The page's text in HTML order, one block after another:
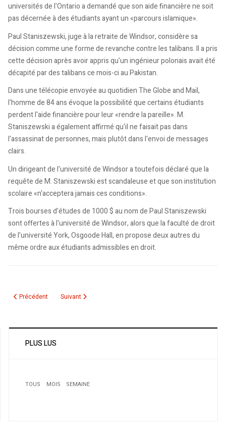
universités de l'Ontario a demandé que son aide financière ne soit
pas décernée à des étudiants ayant un «parcours islamique».
Paul Staniszewski, juge à la retraite de Windsor, considère sa
décision comme une forme de revanche contre les talibans. Il a pris
cette décision après avoir appris qu'un ingénieur polonais avait été
décapité par des talibans ce mois-ci au Pakistan.
Dans une télécopie envoyée au quotidien The Globe and Mail,
l'homme de 84 ans évoque la possibilité que certains étudiants
perdent l'aide financière pour leur «rendre la pareille». M.
Staniszewski a également affirmé qu'il ne faisait pas dans
l'assassinat de personnes, mais plutôt dans l'envoi de messages
clairs.
Un dirigeant de l'université de Windsor a toutefois déclaré que la
requête de M. Staniszewski est scandaleuse et que son institution
scolaire «n'acceptera jamais ces conditions».
Trois bourses d'études de 1000 $ au nom de Paul Staniszewski
sont offertes à l'université de Windsor, alors que la faculté de droit
de l'université York, Osgoode Hall, en propose deux autres du
même ordre aux étudiants admissibles en droit.
Article précédent : La Cour suprême refuse d'entendre des Marocains
Précédent Article suivant : Essais québécois - Qui a tué Jenan?
Suivant
PLUS LUS
TOUS MOIS SEMAINE